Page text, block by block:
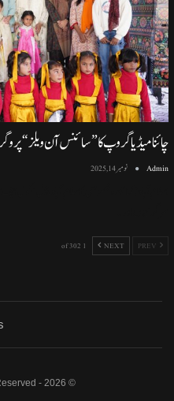
چائنا میڈیا گروپ کا ”سائنس آن ویلز“
Admin نومبر 14, 2025
NEXT
1 of 302
© 2026 - KPAS. All Rights Reserved.